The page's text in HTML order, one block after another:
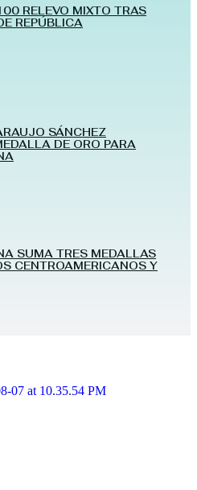
RELEVO MIXTO TRAS
REPÚBLICA
SÁNCHEZ
DE ORO PARA
SUMA TRES MEDALLAS
CENTROAMERICANOS Y